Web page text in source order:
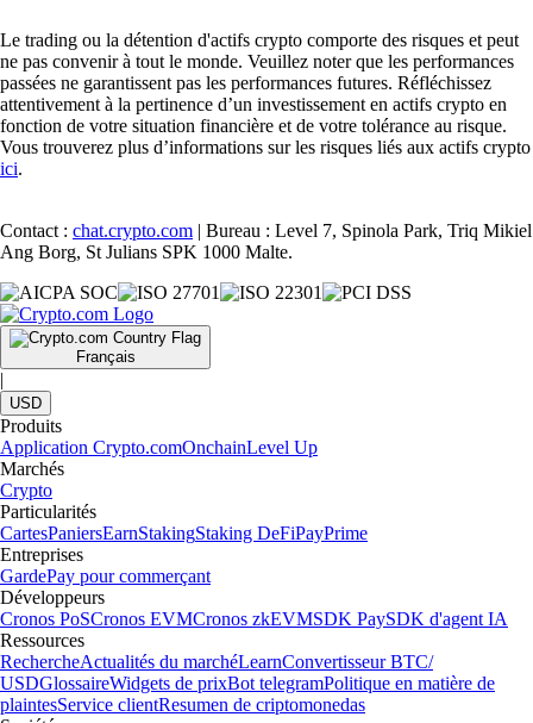
Le trading ou la détention d'actifs crypto comporte des risques et peut
ne pas convenir à tout le monde. Veuillez noter que les performances
passées ne garantissent pas les performances futures. Réfléchissez
attentivement à la pertinence d’un investissement en actifs crypto en
fonction de votre situation financière et de votre tolérance au risque.
Vous trouverez plus d’informations sur les risques liés aux actifs crypto
ici.
Contact : chat.crypto.com | Bureau : Level 7, Spinola Park, Triq Mikiel
Ang Borg, St Julians SPK 1000 Malte.
Français
|
USD
Produits
Application Crypto.comOnchainLevel Up
Marchés
Crypto
Particularités
CartesPaniersEarnStakingStaking DeFiPayPrime
Entreprises
GardePay pour commerçant
Développeurs
Cronos PoSCronos EVMCronos zkEVMSDK PaySDK d'agent IA
Ressources
RechercheActualités du marchéLearnConvertisseur BTC/
USDGlossaireWidgets de prixBot telegramPolitique en matière de
plaintesService clientResumen de criptomonedas